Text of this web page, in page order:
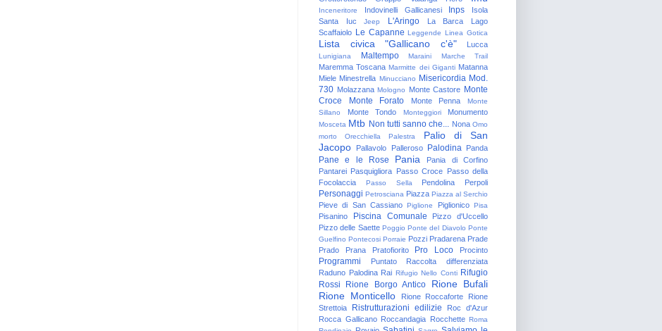
Inceneritore Indovinelli Gallicanesi Inps
Isola
Santa
Iuc Jeep L'Aringo La Barca
Lago
Scaffaiolo Le Capanne Leggende Linea Gotica
Lista civica "Gallicano c'è" Lucca
Lunigiana Maltempo Maraini Marche Trail
Maremma Toscana Marmitte dei Giganti Matanna
Miele Minestrella Minucciano Misericordia Mod.
730 Molazzana Mologno Monte Castore Monte
Croce
Monte Forato Monte Penna
Monte
Sillano
Monte Tondo Monteggiori Monumento
Mosceta Mtb Non tutti sanno che... Nona Omo
morto
Orecchiella Palestra
Palio di San
Jacopo
Pallavolo Palleroso Palodina Panda
Pane e le Rose Pania
Pania di Corfino
Pantarei Pasquigliora Passo Croce Passo della
Focolaccia
Passo Sella Pendolina Perpoli
Personaggi Petrosciana Piazza Piazza al Serchio
Pieve di San Cassiano Piglione Piglionico Pisa
Pisanino Piscina Comunale
Pizzo d'Uccello
Pizzo delle Saette Poggio Ponte del Diavolo Ponte
Guelfino Pontecosi Porraie Pozzi Pradarena Prade
Prado
Prana Pratofiorito Pro Loco Procinto
Programmi Puntato
Raccolta differenziata
Raduno Palodina Rai Rifugio Nello Conti Rifugio
Rossi
Rione Borgo Antico
Rione Bufali
Rione Monticello
Rione Roccaforte
Rione
Strettoia
Ristrutturazioni edilizie
Roc d'Azur
Rocca Gallicano Roccandagia Rocchette Roma